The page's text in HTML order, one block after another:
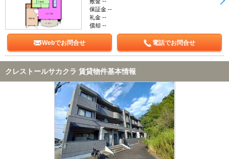
保証金 --
礼金 --
償却 --
Webでお問合せ 電話でお問合せ
クレストールサカクラ 賃貸物件基本情報